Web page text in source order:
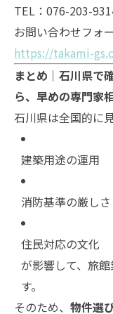
TEL：076-203-
お問い合わせフォ
https://takami-
まとめ｜石川県で
ら、早めの専門家
石川県は全国的に
建築用途の運用
消防基準の厳しさ
住民対応の文化
が影響して、旅
す。
そのため、 物件選